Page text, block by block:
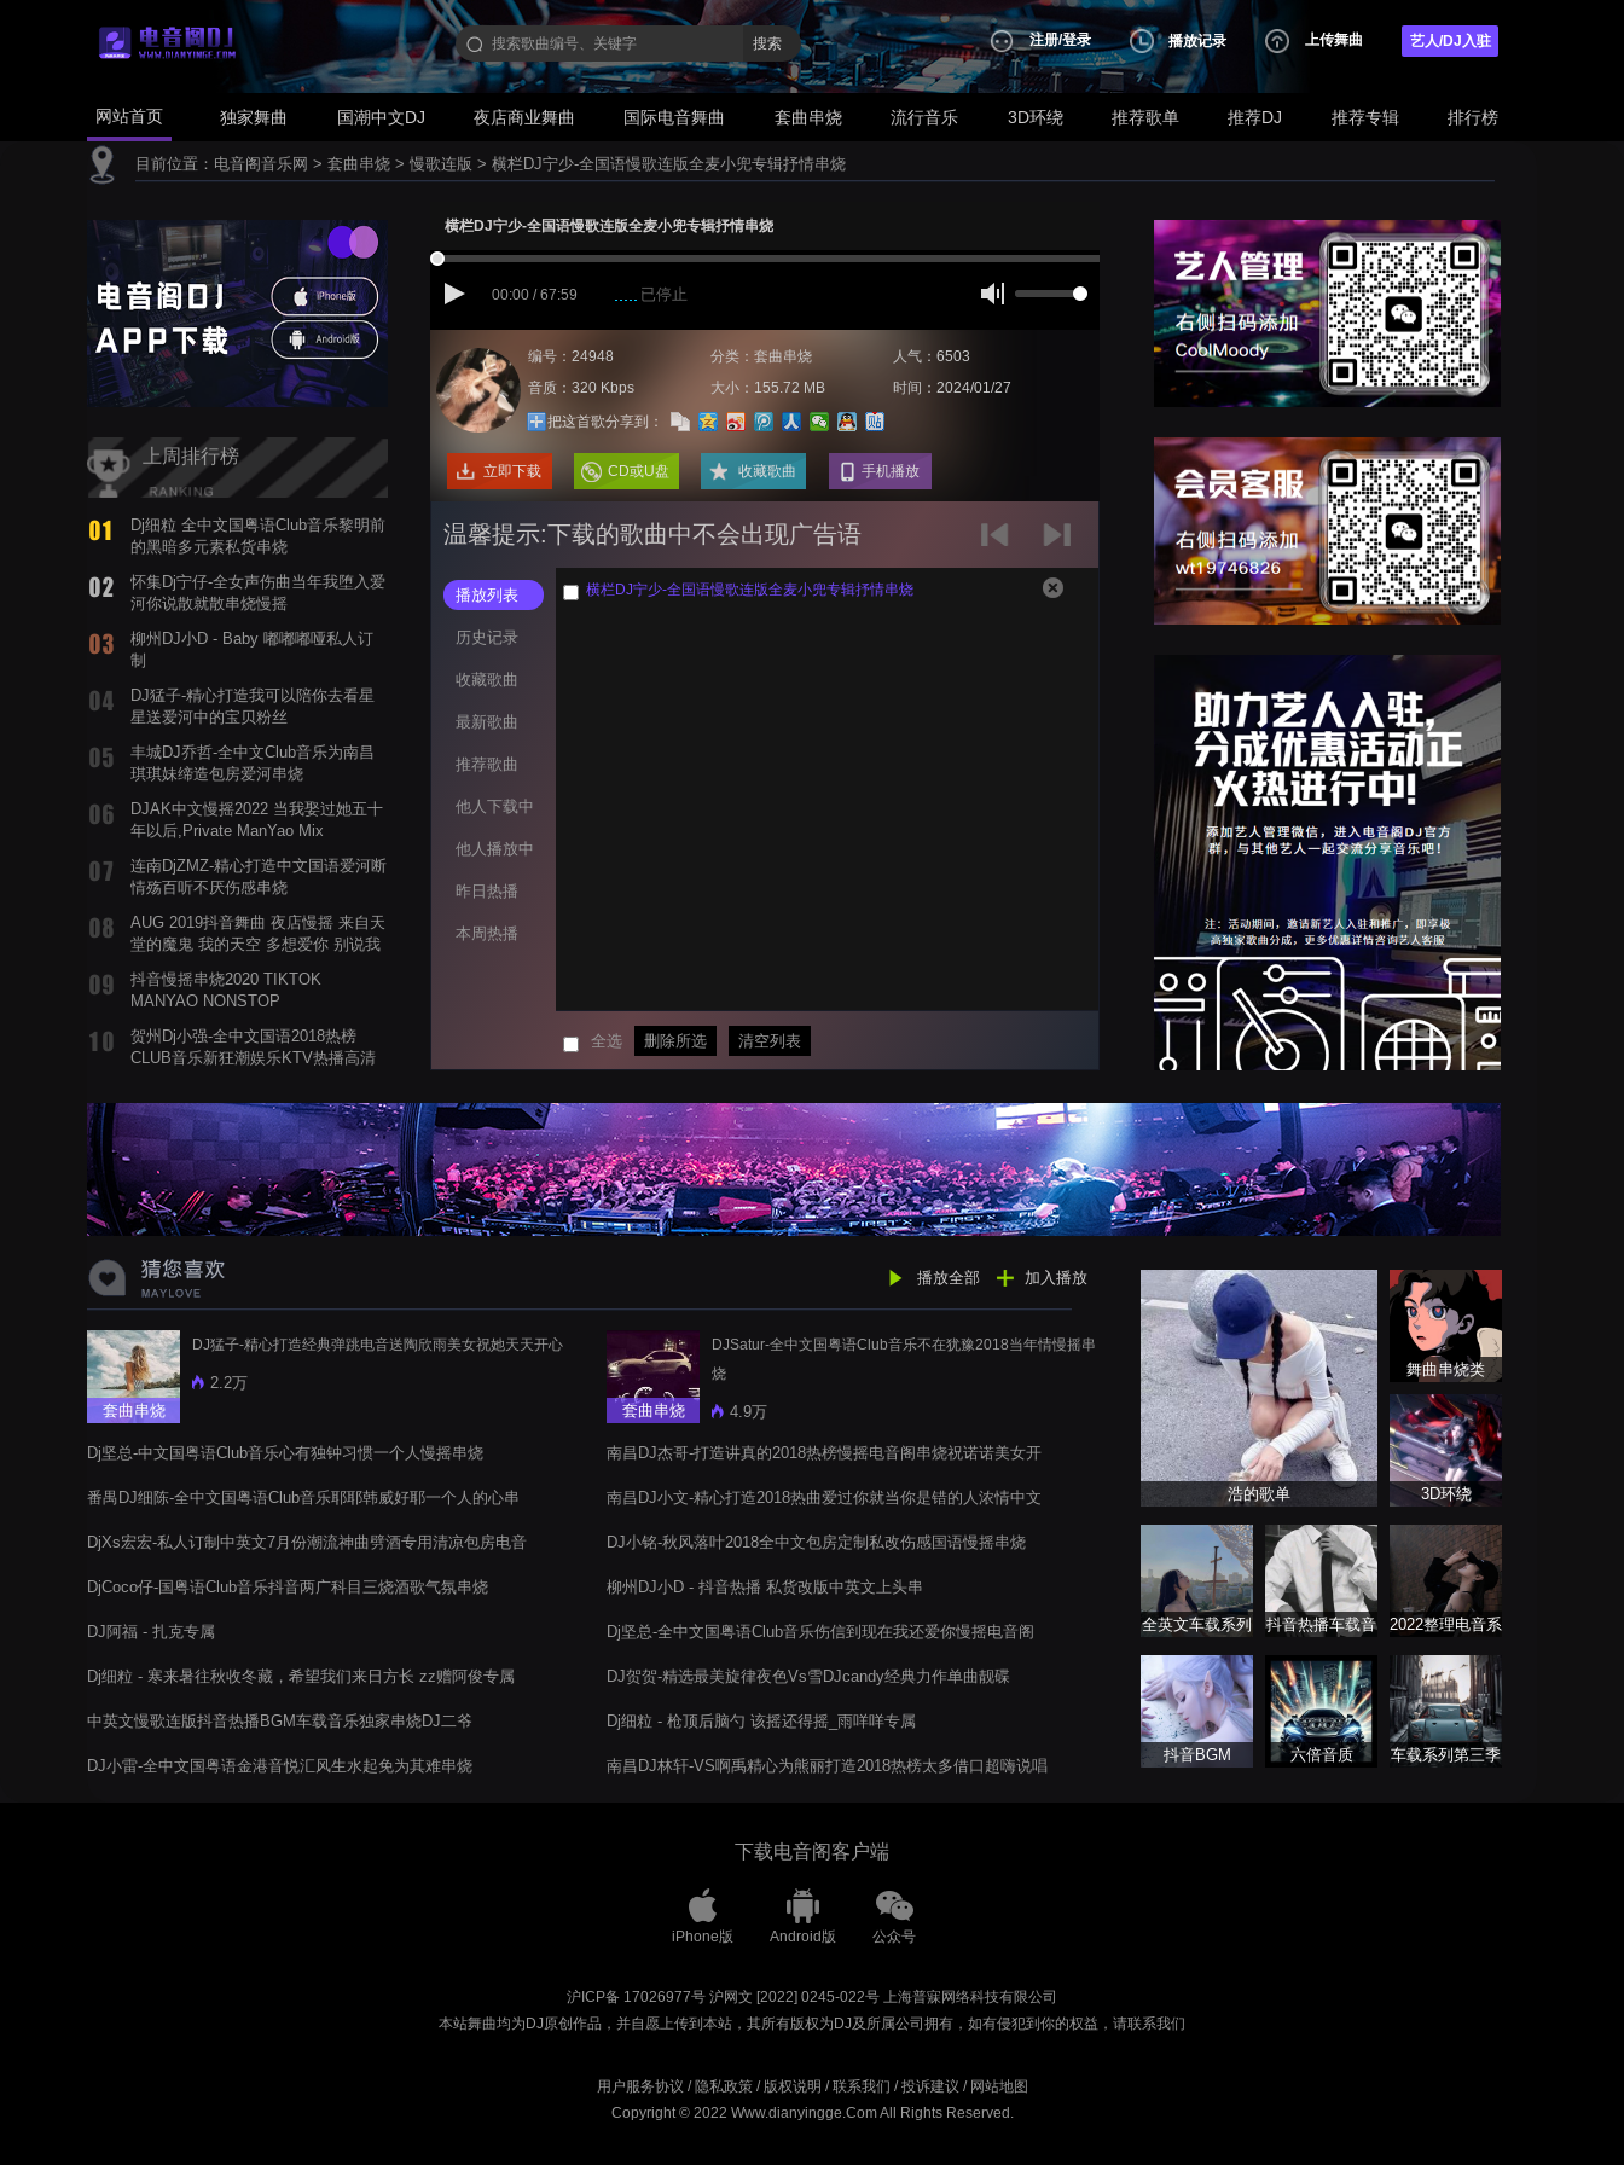
搜索 注册/登录 播放记录 上传舞曲 艺人/DJ入驻
网站首页 独家舞曲 国潮中文DJ 夜店商业舞曲 国际电音舞曲 套曲串烧 流行音乐 3D环绕 推荐歌单 推荐DJ 推荐专辑 排行榜
目前位置： 电音阁音乐网 > 套曲串烧 > 慢歌连版 > 横栏DJ宁少-全国语慢歌连版全麦小兜专辑抒情串烧
上周排行榜
Dj细粒 全中文国粤语Club音乐黎明前
的黑暗多元素私货串烧
怀集Dj宁仔-全女声伤曲当年我堕入爱
河你说散就散串烧慢摇
柳州DJ小D - Baby 嘟嘟嘟哑私人订
制
DJ猛子-精心打造我可以陪你去看星
星送爱河中的宝贝粉丝
丰城DJ乔哲-全中文Club音乐为南昌
琪琪妹缔造包房爱河串烧
DJAK中文慢摇2022 当我娶过她五十
年以后,Private ManYao Mix
连南DjZMZ-精心打造中文国语爱河断
情殇百听不厌伤感串烧
AUG 2019抖音舞曲 夜店慢摇 来自天
堂的魔鬼 我的天空 多想爱你 别说我
抖音慢摇串烧2020 TIKTOK
MANYAO NONSTOP
蝉爸爸妈妈爱存在夏天的风是想你的
声音啊
贺州Dj小强-全中文国语2018热榜
CLUB音乐新狂潮娱乐KTV热播高清
横栏DJ宁少-全国语慢歌连版全麦小兜专辑抒情串烧
00:00 / 67:59 已停止
编号：24948 分类：套曲串烧
人气：6503
音质：320 Kbps
大小：155.72 MB
时间：2024/01/27
把这首歌分享到：
立即下载 CD或U盘 收藏歌曲 手机播放
温馨提示:下载的歌曲中不会出现广告语
播放列表
历史记录
收藏歌曲
最新歌曲
推荐歌曲
他人下载中
他人播放中
昨日热播
本周热播
横栏DJ宁少-全国语慢歌连版全麦小兜专辑抒情串烧
全选 删除所选 清空列表
播放全部 加入播放
套曲串烧
DJ猛子-精心打造经典弹跳电音送陶欣雨美女祝她天天开心
2.2万
Dj坚总-中文国粤语Club音乐心有独钟习惯一个人慢摇串烧
番禺DJ细陈-全中文国粤语Club音乐耶耶韩威好耶一个人的心串
DjXs宏宏-私人订制中英文7月份潮流神曲劈酒专用清凉包房电音
DjCoco仔-国粤语Club音乐抖音两广科目三烧酒歌气氛串烧
DJ阿福 - 扎克专属
Dj细粒 - 寒来暑往秋收冬藏，希望我们来日方长 zz赠阿俊专属
中英文慢歌连版抖音热播BGM车载音乐独家串烧DJ二爷
DJ小雷-全中文国粤语金港音悦汇风生水起免为其难串烧
套曲串烧
DJSatur-全中文国粤语Club音乐不在犹豫2018当年情慢摇串
烧
4.9万
南昌DJ杰哥-打造讲真的2018热榜慢摇电音阁串烧祝诺诺美女开
南昌DJ小文-精心打造2018热曲爱过你就当你是错的人浓情中文
DJ小铭-秋风落叶2018全中文包房定制私改伤感国语慢摇串烧
柳州DJ小D - 抖音热播 私货改版中英文上头串
Dj坚总-全中文国粤语Club音乐伤信到现在我还爱你慢摇电音阁
DJ贺贺-精选最美旋律夜色Vs雪DJcandy经典力作单曲靓碟
Dj细粒 - 枪顶后脑勺 该摇还得摇_雨咩咩专属
南昌DJ林轩-VS啊禹精心为熊丽打造2018热榜太多借口超嗨说唱
浩的歌单
舞曲串烧类
3D环绕
全英文车载系列
抖音热播车载音
2022整理电音系
抖音BGM 六倍音质 车载系列第三季
下载电音阁客户端
iPhone版 Android版 公众号
沪ICP备 17026977号 沪网文 [2022] 0245-022号 上海普寐网络科技有限公司
本站舞曲均为DJ原创作品，并自愿上传到本站，其所有版权为DJ及所属公司拥有，如有侵犯到你的权益，请联系我们
用户服务协议 / 隐私政策/ 版权说明 /联系我们 /投诉建议 / 网站地图
Copyright © 2022 Www.dianyingge.Com All Rights Reserved.